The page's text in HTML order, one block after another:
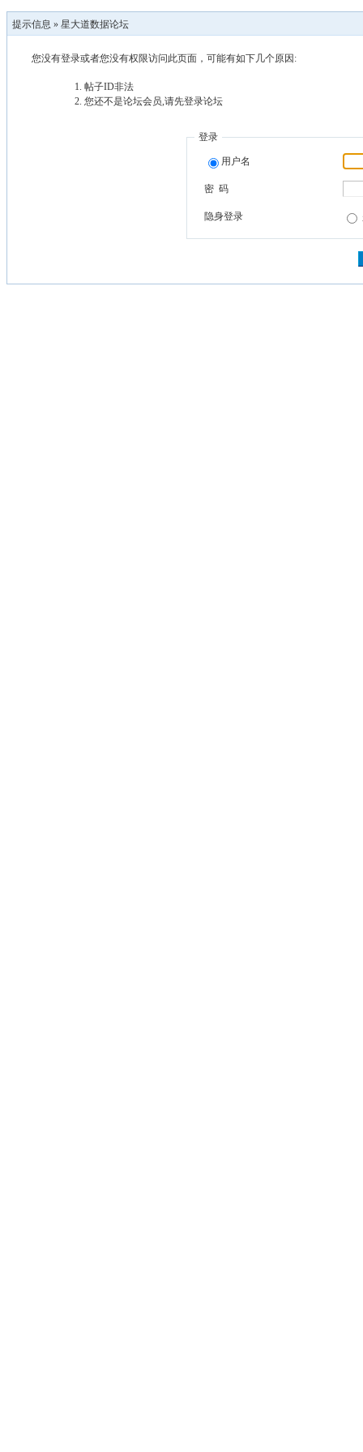
提示信息 » 星大道数据论坛
您没有登录或者您没有权限访问此页面，可能有如下几个原因:
帖子ID非法
您还不是论坛会员,请先登录论坛
登录
用户名
密 码
隐身登录